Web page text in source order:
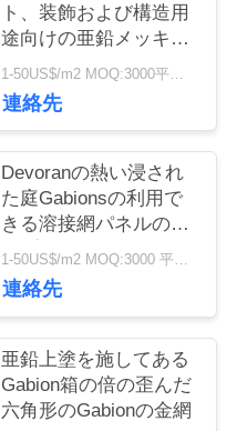
ト、装飾および構造用
途向けの亜鉛メッキ六
角金網ボックス
1-50US$/m2 MOQ:3000平方メートル
連絡先
Devoranの熱い浸され
た庭Gabionsの利用で
きる溶接網パネルのサ
ンプル
1-50US$/m2 MOQ:3000 平方メートル
連絡先
亜鉛上塗を施してある
Gabion箱の倍の歪んだ
六角形のGabionの金網